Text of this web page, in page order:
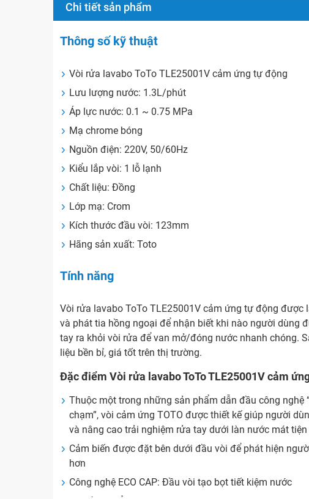
Chi tiết sản phẩm
Thông số kỹ thuật
Vòi rửa lavabo ToTo TLE25001V cảm ứng tự động
Lưu lượng nước: 1.3L/phút
Áp lực nước: 0.1 ~ 0.75 MPa
Mạ chrome bóng
Nguồn điện: 220V, 50/60Hz
Kiểu lắp vòi: 1 lỗ lạnh
Chất liệu: Đồng
Lớp mạ: Crom
Kích thước đầu vòi: 123mm
Hãng sản xuất: Toto
Tính năng
Vòi rửa lavabo ToTo TLE25001V cảm ứng tự động được
và phát tia hồng ngoại để nhận biết khi nào người dùng
tay ra khỏi vòi rửa để van mở/đóng nước nhanh chóng.
liệu bền bỉ, giá tốt trên thị trường.
Đặc điểm Vòi rửa lavabo ToTo TLE25001V cảm
Thuộc một trong những sản phẩm dẫn đầu công nghệ
chạm”, vòi cảm ứng TOTO được thiết kế giúp người
và nâng cao trải nghiệm rửa tay dưới làn nước mát tiện
Cảm biến được đặt bên dưới đầu vòi để phát hiện
hơn
Công nghệ ECO CAP: Đầu vòi tạo bọt tiết kiệm nước